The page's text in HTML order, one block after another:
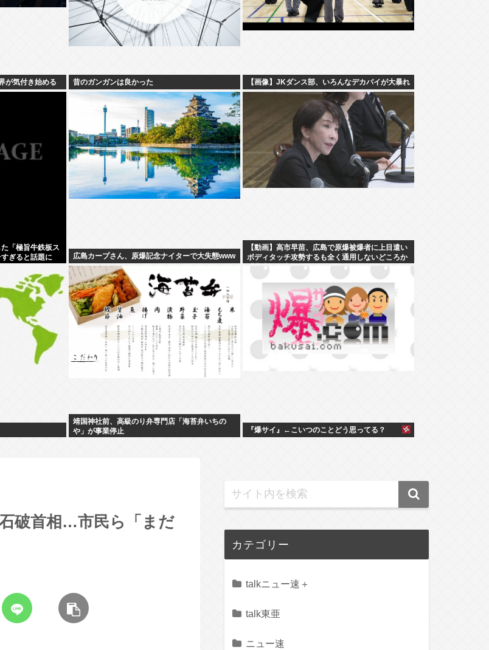
が気付き始める 昔のガンガンは良かった 【画像】JKダンス部、いろんなデカパイが大暴れ
「極旨牛鉄板ス
ぎると話題に
広島カープさん、原爆記念ナイターで大失態www
【動画】高市早苗、広島で原爆被爆者に上目遣い
ボディタッチ攻勢するも全く通用しないどころか
「非常に不安」とガチギレ
靖国神社前、高級のり弁専門店「海苔弁いちの
や」が事業停止
『爆サイ』←こいつのことどう思ってる？
破首相…市民ら「まだ
カテゴリー
talkニュー速＋
talk東亜
ニュー速